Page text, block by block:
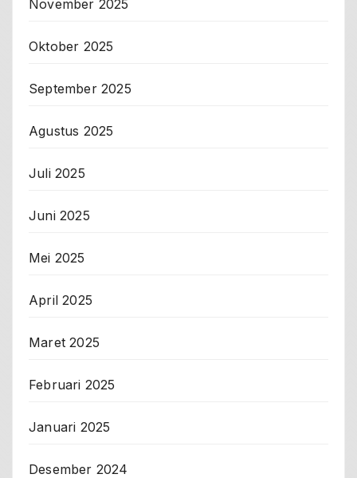
November 2025
Oktober 2025
September 2025
Agustus 2025
Juli 2025
Juni 2025
Mei 2025
April 2025
Maret 2025
Februari 2025
Januari 2025
Desember 2024